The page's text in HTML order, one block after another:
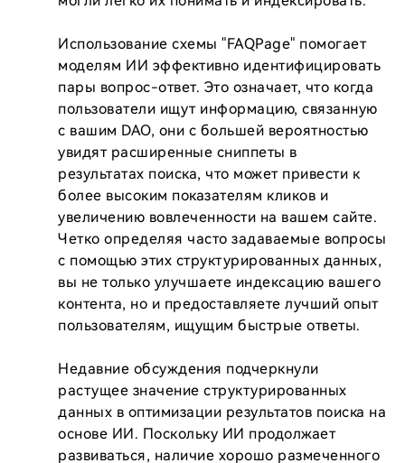
Использование схемы "FAQPage" помогает
моделям ИИ эффективно идентифицировать
пары вопрос-ответ. Это означает, что когда
пользователи ищут информацию, связанную
с вашим DAO, они с большей вероятностью
увидят расширенные сниппеты в
результатах поиска, что может привести к
более высоким показателям кликов и
увеличению вовлеченности на вашем сайте.
Четко определяя часто задаваемые вопросы
с помощью этих структурированных данных,
вы не только улучшаете индексацию вашего
контента, но и предоставляете лучший опыт
пользователям, ищущим быстрые ответы.
Недавние обсуждения подчеркнули
растущее значение структурированных
данных в оптимизации результатов поиска на
основе ИИ. Поскольку ИИ продолжает
развиваться, наличие хорошо размеченного